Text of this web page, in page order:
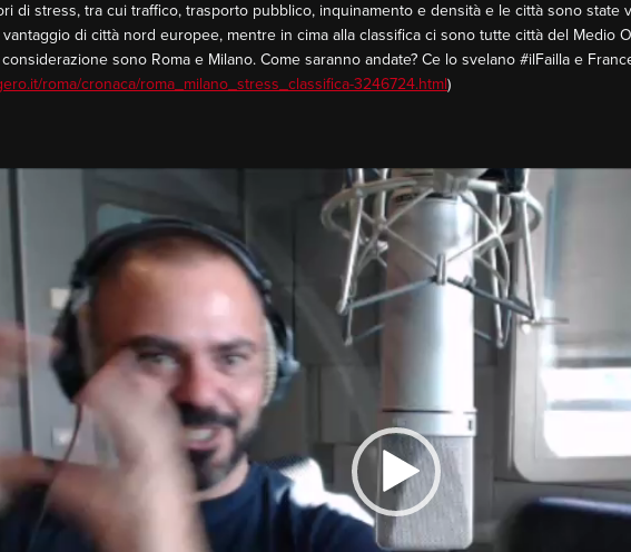
di stress, tra cui traffico, trasporto pubblico, inquinamento e densità e le città sono state
di città nord europee, mentre in cima alla classifica ci sono tutte città del Medio
sono Roma e Milano. Come saranno andate? Ce lo svelano #ilFailla e
roma/cronaca/roma_milano_stress_classifica-3246724.html)